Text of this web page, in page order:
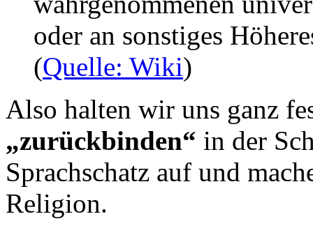
oder an sonstiges
(Quelle: Wiki)
Also halten wir uns ganz
„zurückbinden“ in der
Sprachschatz auf und
Religion.